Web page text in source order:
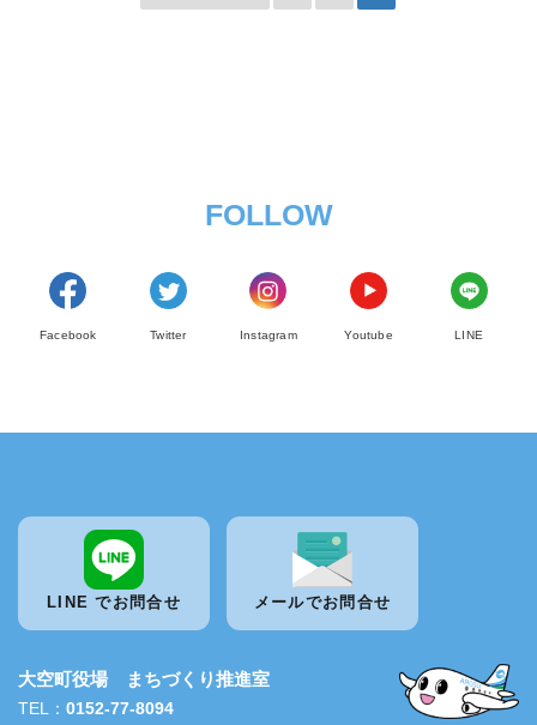
FOLLOW
Facebook Twitter Instagram Youtube LINE
LINE でお問合せ メールでお問合せ
大空町役場 まちづくり推進室
TEL： 0152-77-8094